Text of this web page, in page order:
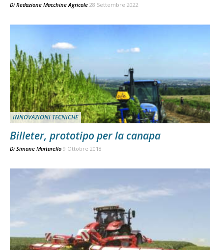
Di Redazione Macchine Agricole 28 Settembre 2022
INNOVAZIONI TECNICHE
Billeter, prototipo per la canapa
Di Simone Martarello 9 Ottobre 2018